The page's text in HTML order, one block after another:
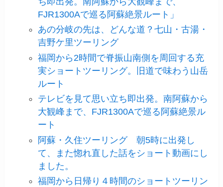
FJR1300Aで巡る阿蘇絶景ルート」
あの分岐の先は、どんな道？七山・古湯・
吉野ケ里ツーリング
福岡から2時間で脊振山南側を周回する充
実ショートツーリング。旧道で味わう山岳
ルート
テレビを見て思い立ち即出発。南阿蘇から
大観峰まで、FJR1300Aで巡る阿蘇絶景ル
ート
阿蘇・久住ツーリング 朝5時に出発し
て、また惚れ直した話をショート動画にし
ました。
福岡から日帰り４時間のショートツーリン